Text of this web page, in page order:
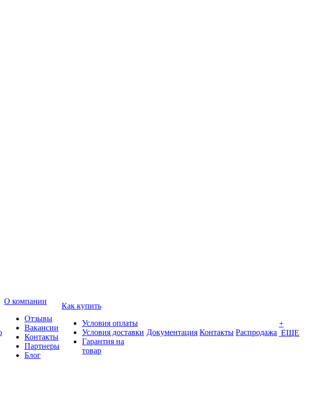
О компании
Отзывы
Вакансии
Контакты
Партнеры
Блог
Как купить
Условия оплаты
Условия доставки
Гарантия на
товар
Документация Контакты Распродажа
+
ЕЩЕ